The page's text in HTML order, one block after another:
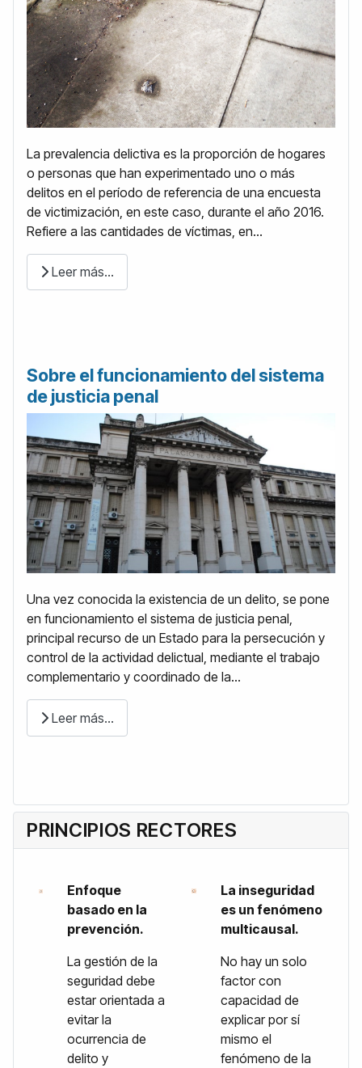
La prevalencia delictiva es la proporción de hogares
o personas que han experimentado uno o más
delitos en el período de referencia de una encuesta
de victimización, en este caso, durante el año 2016.
Refiere a las cantidades de víctimas, en...
Leer más…
Sobre el funcionamiento del sistema
de justicia penal
Una vez conocida la existencia de un delito, se pone
en funcionamiento el sistema de justicia penal,
principal recurso de un Estado para la persecución y
control de la actividad delictual, mediante el trabajo
complementario y coordinado de la...
Leer más…
PRINCIPIOS RECTORES
Enfoque
basado en la
prevención.
La gestión de la
seguridad debe
estar orientada a
evitar la
ocurrencia de
delito y
La inseguridad
es un fenómeno
multicausal.
No hay un solo
factor con
capacidad de
explicar por sí
mismo el
fenómeno de la